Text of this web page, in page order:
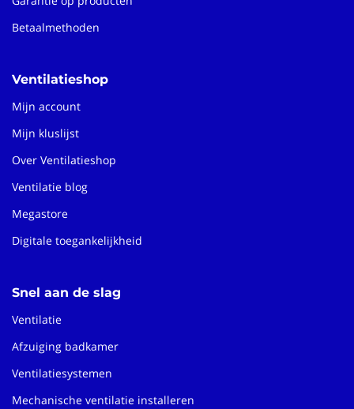
Betaalmethoden
Ventilatieshop
Mijn account
Mijn kluslijst
Over Ventilatieshop
Ventilatie blog
Megastore
Digitale toegankelijkheid
Snel aan de slag
Ventilatie
Afzuiging badkamer
Ventilatiesystemen
Mechanische ventilatie installeren